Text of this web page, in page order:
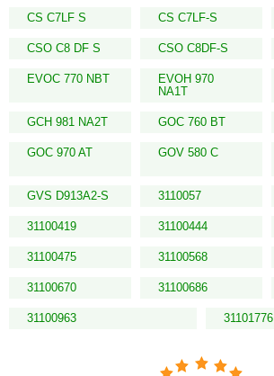
CS C7LF S CS C7LF-S
CSO C8 DF S CSO C8DF-S
EVOC 770 NBT
EVOH 970
NA1T
GCH 981 NA2T GOC 760 BT
GOC 970 AT GOV 580 C
GVS D913A2-S 3110057
31100419 31100444
31100475 31100568
31100670 31100686
31100963 31101776